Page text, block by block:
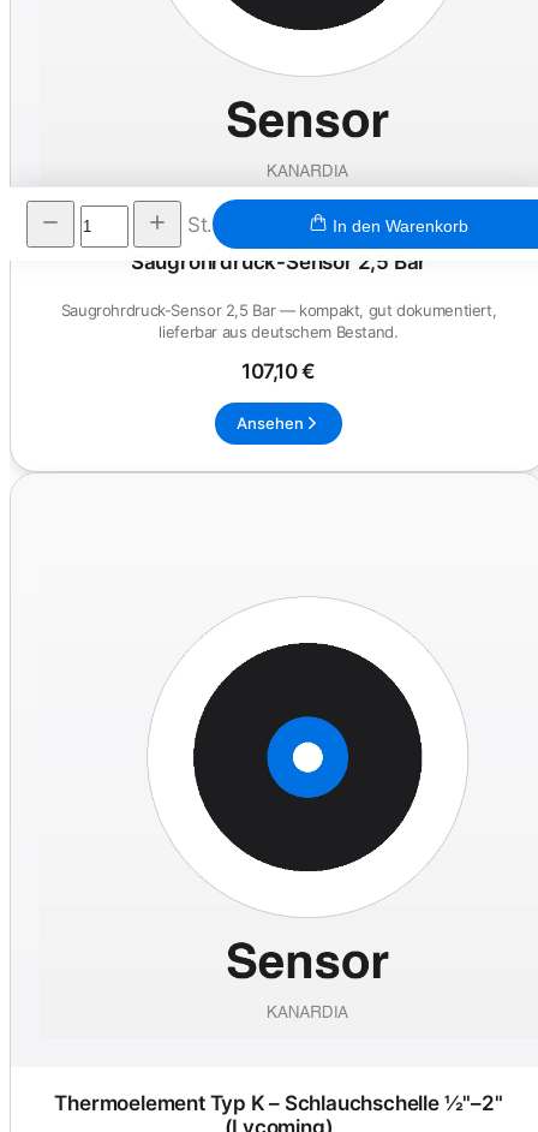
Saugrohrdruck-Sensor 2,5 Bar
Saugrohrdruck-Sensor 2,5 Bar — kompakt, gut dokumentiert,
lieferbar aus deutschem Bestand.
107,10 €
Ansehen
Thermoelement Typ K – Schlauchschelle ½"–2"
(Lycoming)
St. In den Warenkorb